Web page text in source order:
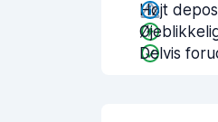
Højt
Delvis